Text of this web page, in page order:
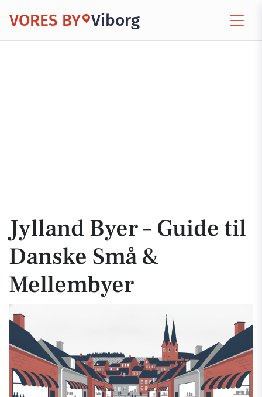
VORES BY Viborg
Jylland Byer – Guide til
Danske Små &
Mellembyer